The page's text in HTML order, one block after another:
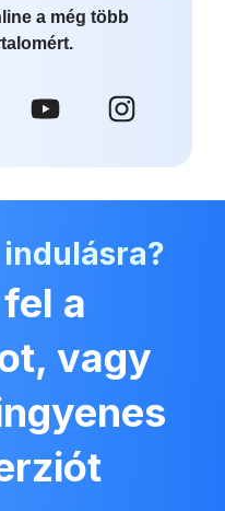
a még több
a
vagy